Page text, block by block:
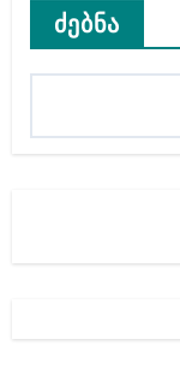
ძებნა